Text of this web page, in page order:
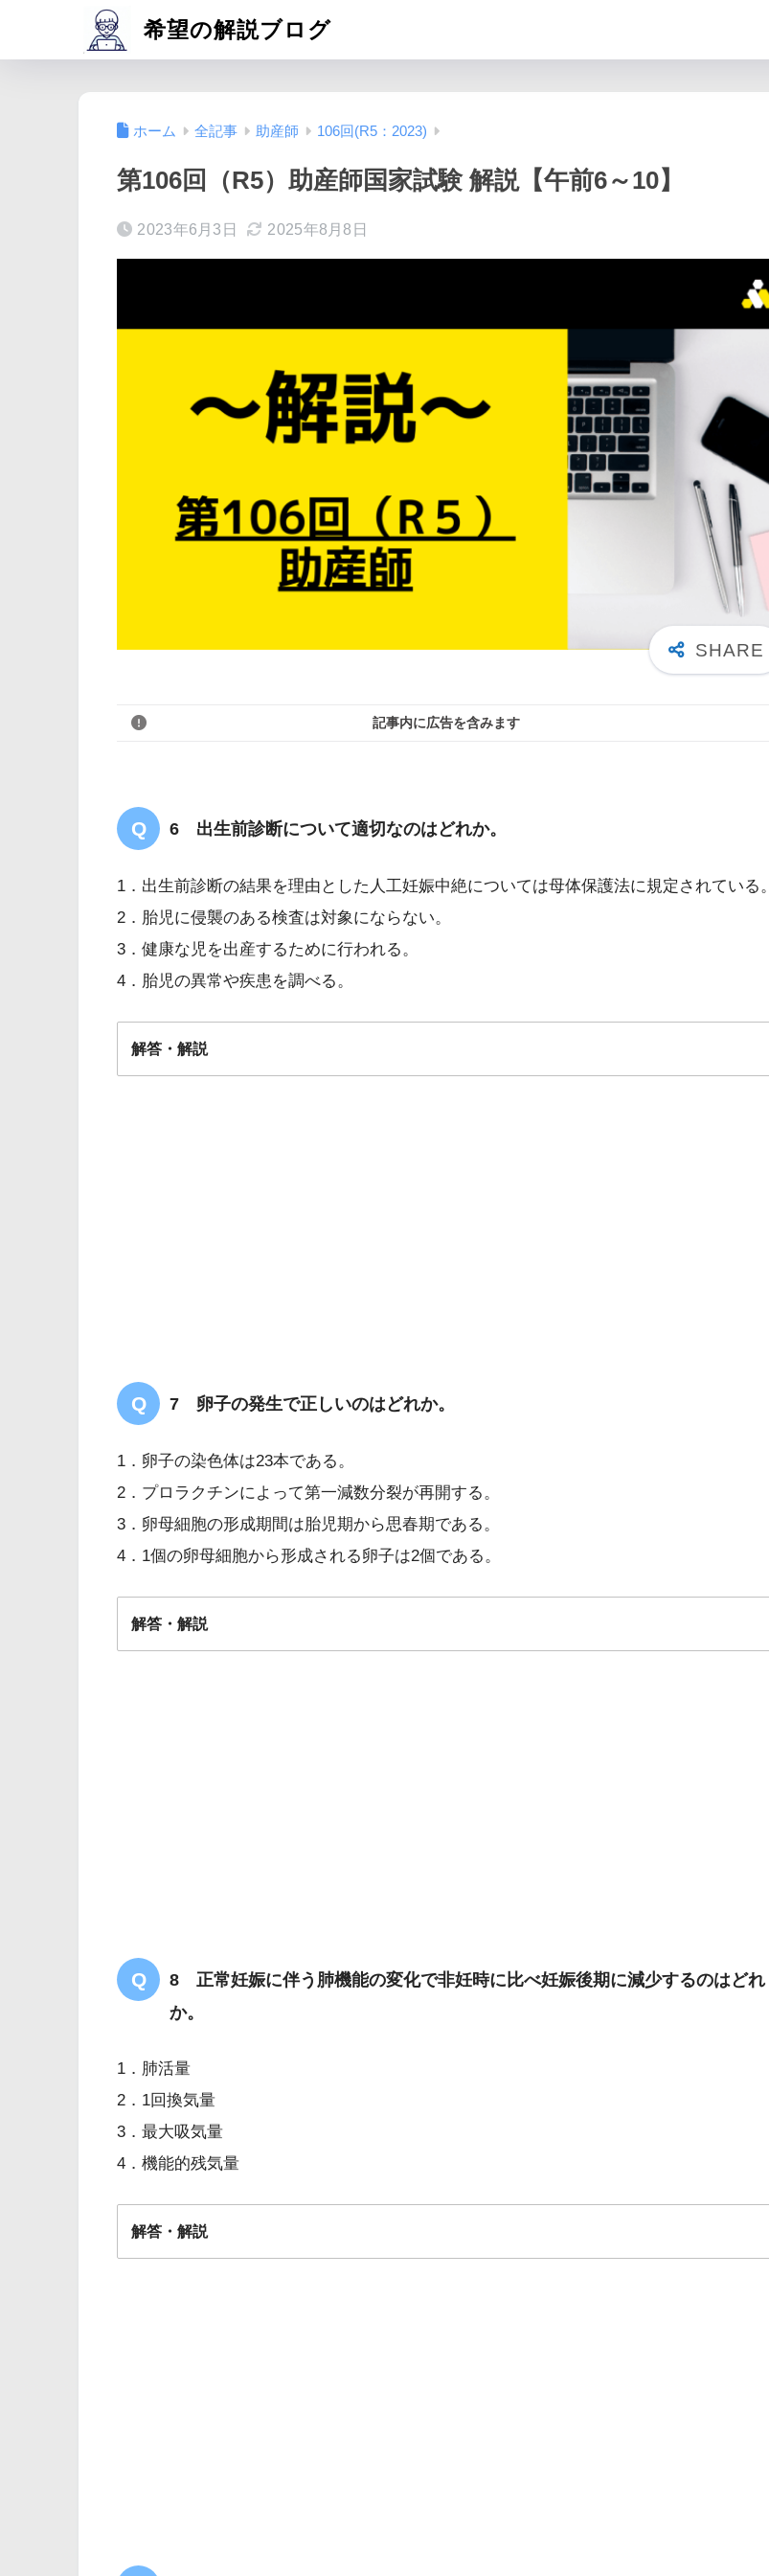
希望の解説ブログ
ホーム 全記事 助産師 106回(R5：2023)
第106回（R5）助産師国家試験 解説【午前6～10】
2023年6月3日 2025年8月8日
記事内に広告を含みます
6 出生前診断について適切なのはどれか。
1．出生前診断の結果を理由とした人工妊娠中絶については母体保護法に規定されている。
2．胎児に侵襲のある検査は対象にならない。
3．健康な児を出産するために行われる。
4．胎児の異常や疾患を調べる。
解答・解説
7 卵子の発生で正しいのはどれか。
1．卵子の染色体は23本である。
2．プロラクチンによって第一減数分裂が再開する。
3．卵母細胞の形成期間は胎児期から思春期である。
4．1個の卵母細胞から形成される卵子は2個である。
解答・解説
8 正常妊娠に伴う肺機能の変化で非妊時に比べ妊娠後期に減少するのはどれ
か。
1．肺活量
2．1回換気量
3．最大吸気量
4．機能的残気量
解答・解説